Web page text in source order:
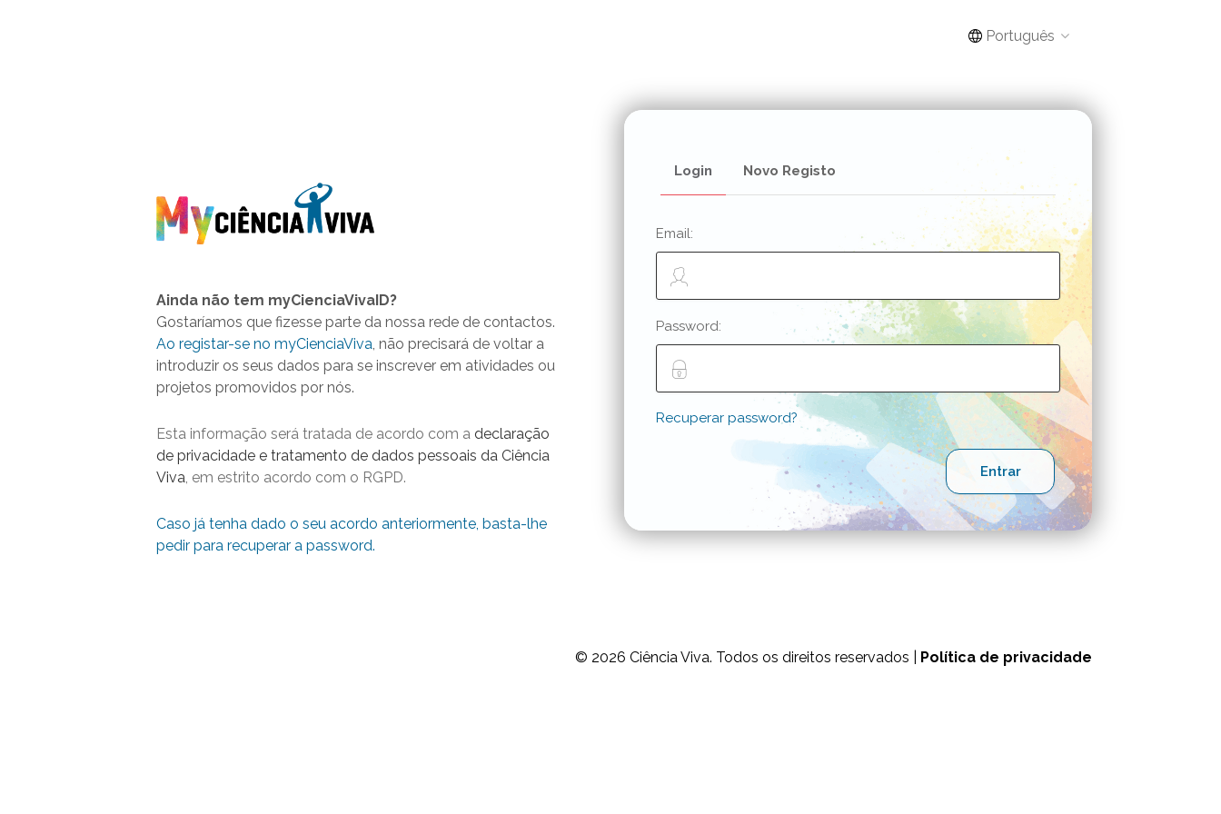
Português
Ainda não tem myCienciaVivaID?
Gostaríamos que fizesse parte da nossa rede de contactos.
Ao registar-se no myCienciaViva, não precisará de voltar a
introduzir os seus dados para se inscrever em atividades ou
projetos promovidos por nós.
Esta informação será tratada de acordo com a declaração
de privacidade e tratamento de dados pessoais da Ciência
Viva, em estrito acordo com o RGPD.
Caso já tenha dado o seu acordo anteriormente, basta-lhe
pedir para recuperar a password.
Login Novo Registo
Email:
Password:
Recuperar password?
© 2026 Ciência Viva. Todos os direitos reservados | Política de privacidade